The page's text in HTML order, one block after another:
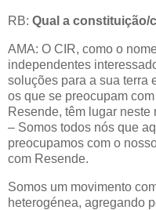
RB: Qual a constituição/
AMA: O CIR, como o
independentes
soluções para a sua terra
os que se preocupam
Resende, têm lugar
– Somos todos nós que
preocupamos com o
com Resende.
Somos um movimento
heterogénea, agregando